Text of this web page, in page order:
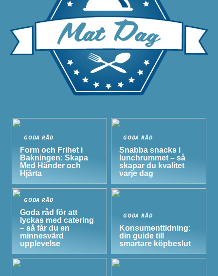
GODA RÅD
Form och Frihet i
Bakningen: Skapa
Med Händer och
Hjärta
GODA RÅD
Snabba snacks i
lunchrummet – så
skapar du kvalitet
varje dag
GODA RÅD
Goda råd för att
lyckas med catering
– så får du en
minnesvärd
upplevelse
GODA RÅD
Konsumenttidning:
din guide till
smartare köpbeslut